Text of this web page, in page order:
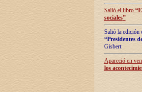
Salió el libro “
sociales”
Salió la edición
“Presidentes
Gisbert
Apareció en
los